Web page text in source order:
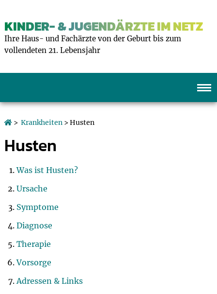
KINDER- & JUGENDÄRZTE IM NETZ
Ihre Haus- und Fachärzte von der Geburt bis zum
vollendeten 21. Lebensjahr
> Krankheiten> Husten
Husten
Was ist Husten?
Ursache
Symptome
Diagnose
Therapie
Vorsorge
Adressen & Links